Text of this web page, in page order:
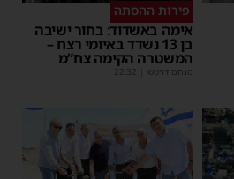
פירות ההסתה
אימה באשדוד: בחור ישיבה
בן 13 נשדד באיומי רצח –
המשטרה הקימה צח”מ
מנחם דויטש 22:32